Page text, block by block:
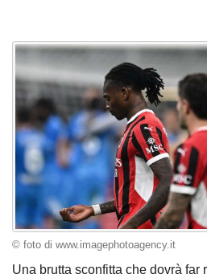
© foto di www.imagephotoagency.it
Una brutta sconfitta che dovrà far